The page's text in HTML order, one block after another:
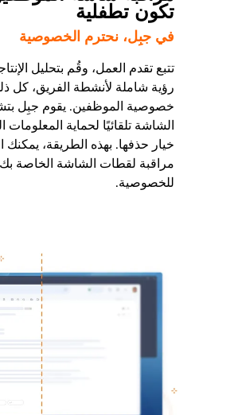
تكون تطفلية
في جبِل، نحترم الخصوصية
تتبع تقدم العمل، وقُم بتحليل
رؤية شاملة لأنشطة الفريق، كل
خصوصية الموظفين. يقوم جبِل
الشاشة تلقائيًا لحماية
خيار حذفها. بهذه الطريقة، يمكنك
مراقبة لقطات الشاشة الخاصة
للخصوصية.